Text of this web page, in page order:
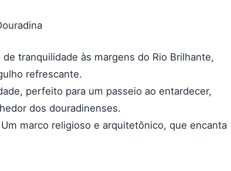
tranquilidade às margens do Rio Brilhante,
refrescante.
perfeito para um passeio ao entardecer,
dos douradinenses.
marco religioso e arquitetônico, que encanta